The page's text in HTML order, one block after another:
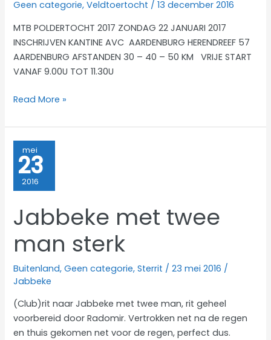
Geen categorie,Veldtoertocht /13 december 2016
MTB POLDERTOCHT 2017 ZONDAG 22 JANUARI 2017
INSCHRIJVEN KANTINE AVC AARDENBURG HERENDREEF 57
AARDENBURG AFSTANDEN 30 – 40 – 50 KM VRIJE START
VANAF 9.00U TOT 11.30U
Poldertocht
Read More »
mei
23
2016
Jabbeke met twee
man sterk
Buitenland,Geen categorie,Sterrit /23 mei 2016 /
Jabbeke
(Club)rit naar Jabbeke met twee man, rit geheel
voorbereid door Radomir. Vertrokken net na de regen
en thuis gekomen net voor de regen, perfect dus.